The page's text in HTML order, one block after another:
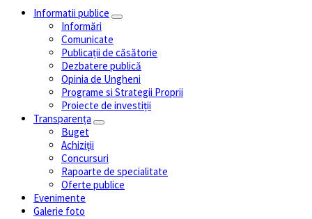
Informatii publice
Informări
Comunicate
Publicații de căsătorie
Dezbatere publică
Opinia de Ungheni
Programe si Strategii Proprii
Proiecte de investiții
Transparența
Buget
Achiziții
Concursuri
Rapoarte de specialitate
Oferte publice
Evenimente
Galerie foto